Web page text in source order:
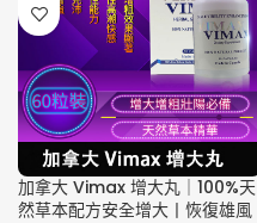
加拿大 Vimax 增大丸｜100%天
然草本配方安全增大丨恢復雄風